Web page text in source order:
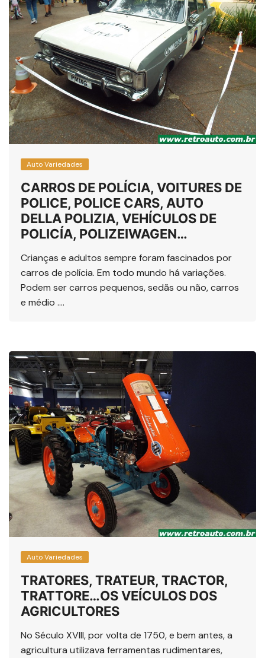
Auto Variedades
CARROS DE POLÍCIA, VOITURES DE
POLICE, POLICE CARS, AUTO
DELLA POLIZIA, VEHÍCULOS DE
POLICÍA, POLIZEIWAGEN…
Crianças e adultos sempre foram fascinados por
carros de polícia. Em todo mundo há variações.
Podem ser carros pequenos, sedãs ou não, carros
e médio ….
Auto Variedades
TRATORES, TRATEUR, TRACTOR,
TRATTORE…OS VEÍCULOS DOS
AGRICULTORES
No Século XVIII, por volta de 1750, e bem antes, a
agricultura utilizava ferramentas rudimentares,